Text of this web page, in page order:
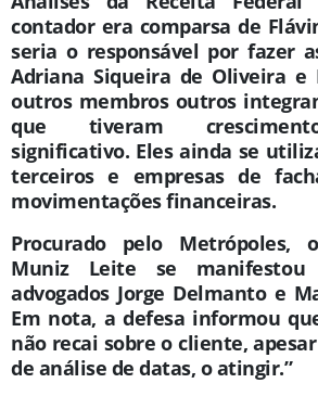
contador era comparsa de
seria o responsável por fazer
Adriana Siqueira de Oliveira e
outros membros outros
que tiveram
significativo. Eles ainda se
terceiros e empresas de
movimentações financeiras.
Procurado pelo Metrópoles,
Muniz Leite se
advogados Jorge Delmanto e
Em nota, a defesa informou
não recai sobre o cliente,
de análise de datas, o atingir.”